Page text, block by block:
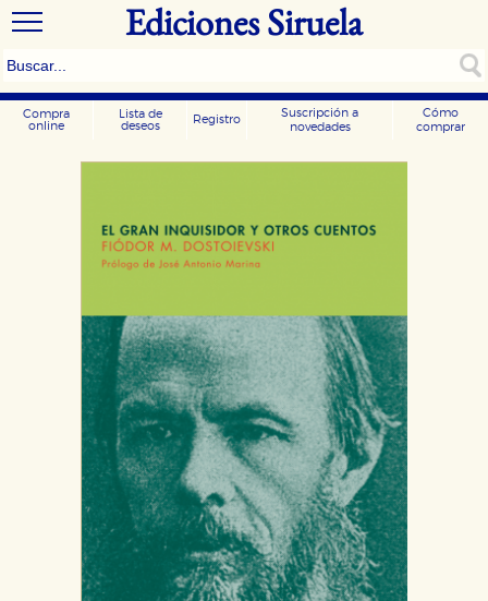
Ediciones Siruela
Compra
online
Lista de
deseos
Registro
Suscripción a
novedades
Cómo
comprar